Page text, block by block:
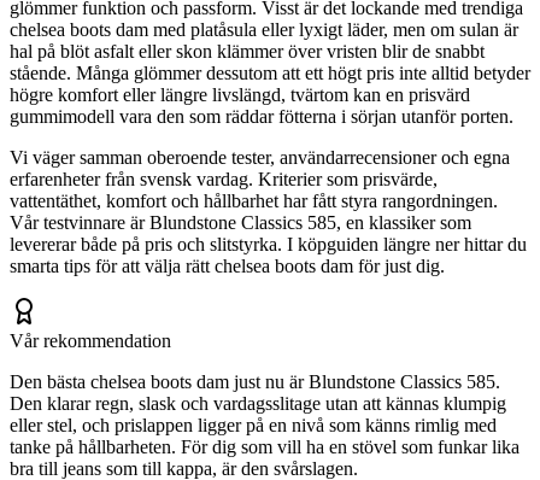
glömmer funktion och passform. Visst är det lockande med trendiga
chelsea boots dam med platåsula eller lyxigt läder, men om sulan är
hal på blöt asfalt eller skon klämmer över vristen blir de snabbt
stående. Många glömmer dessutom att ett högt pris inte alltid betyder
högre komfort eller längre livslängd, tvärtom kan en prisvärd
gummimodell vara den som räddar fötterna i sörjan utanför porten.
Vi väger samman oberoende tester, användarrecensioner och egna
erfarenheter från svensk vardag. Kriterier som prisvärde,
vattentäthet, komfort och hållbarhet har fått styra rangordningen.
Vår testvinnare är Blundstone Classics 585, en klassiker som
levererar både på pris och slitstyrka. I köpguiden längre ner hittar du
smarta tips för att välja rätt chelsea boots dam för just dig.
Vår rekommendation
Den bästa chelsea boots dam just nu är Blundstone Classics 585.
Den klarar regn, slask och vardagsslitage utan att kännas klumpig
eller stel, och prislappen ligger på en nivå som känns rimlig med
tanke på hållbarheten. För dig som vill ha en stövel som funkar lika
bra till jeans som till kappa, är den svårslagen.